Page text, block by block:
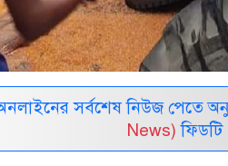
সর্বশেষ নিউজ পেতে
News) ফিডটি